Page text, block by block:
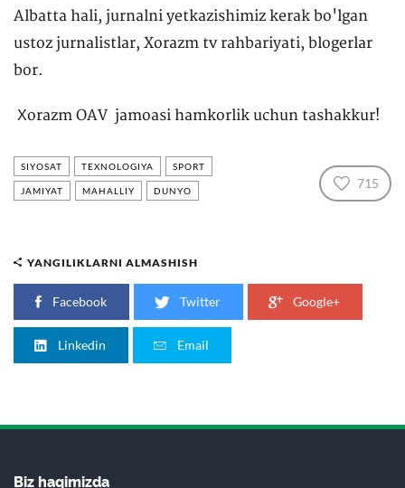
Albatta hali, jurnalni yetkazishimiz kerak bo'lgan
ustoz jurnalistlar, Xorazm tv rahbariyati, blogerlar
bor.
Хorazm OAV jamoasi hamkorlik uchun tashakkur!
SIYOSAT TEXNOLOGIYA SPORT
JAMIYAT MAHALLIY DUNYO 715
YANGILIKLARNI ALMASHISH
Facebook Twitter Google+
Linkedin Email
Biz haqimizda